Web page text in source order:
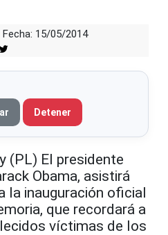
Fecha: 15/05/2014
Detener
(PL) El presidente
Obama, asistirá
la inauguración oficial
que recordará a
víctimas de los